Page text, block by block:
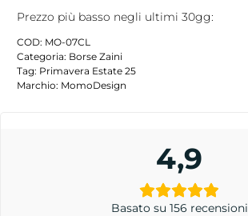
Prezzo più basso negli ultimi 30gg:
COD: MO-07CL
Categoria: Borse Zaini
Tag: Primavera Estate 25
Marchio: MomoDesign
4,9
Basato su 156 recensioni